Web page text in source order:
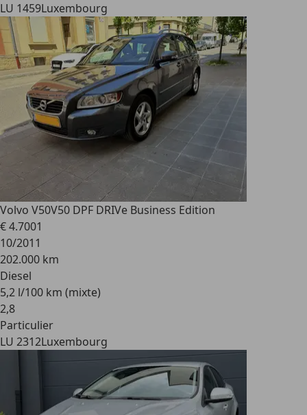
LU 1459Luxembourg
Volvo V50V50 DPF DRIVe Business Edition
€ 4.7001
10/2011
202.000 km
Diesel
5,2 l/100 km (mixte)
2,8
Particulier
LU 2312Luxembourg